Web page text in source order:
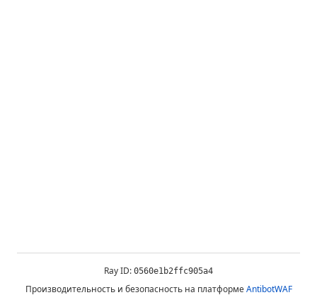
Ray ID: 0560e1b2ffc905a4
Производительность и безопасность на платформеAntibotWAF